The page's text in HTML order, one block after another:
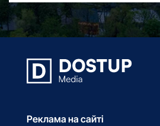
Реклама на сайті